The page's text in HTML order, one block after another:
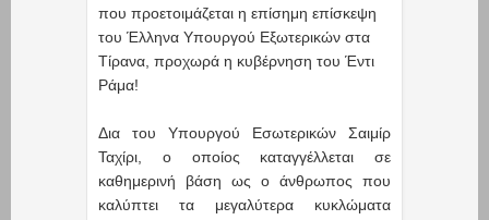
που προετοιμάζεται η επίσημη επίσκεψη
του Έλληνα Υπουργού Εξωτερικών στα
Τίρανα, προχωρά η κυβέρνηση του Έντι
Ράμα!
Δια του Υπουργού Εσωτερικών Σαιμίρ
Ταχίρι, ο οποίος καταγγέλλεται σε
καθημερινή βάση ως ο άνθρωπος που
καλύπτει τα μεγαλύτερα κυκλώματα